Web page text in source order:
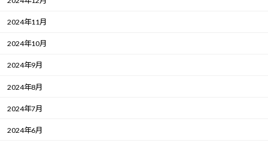
2024年11月
2024年10月
2024年9月
2024年8月
2024年7月
2024年6月